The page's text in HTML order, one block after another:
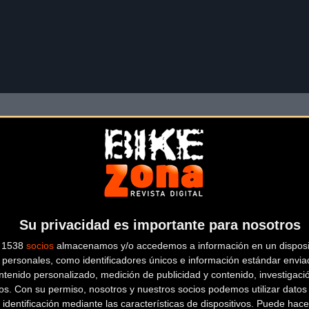
Su privacidad es importante para nosotros
socios almacenamos y/o accedemos a información en un
como identificadores únicos e información estándar
personalizado, medición de publicidad y contenido,
Con su permiso, nosotros y nuestros socios podemos utilizar
mediante las características de dispositivos. Puede
en la fábrica que tiene Santini en Bérgamo (Italia),
elaborado a partir de materiales reutilizados y
. El objetivo esreducir el consumo de recursos
; elmaillot blancodel mejor joven, patrocinado porFeníe
y Apuestas del Estado. Las corredoras de la7ª
maillots oficiales de Santini presentados hoy en el